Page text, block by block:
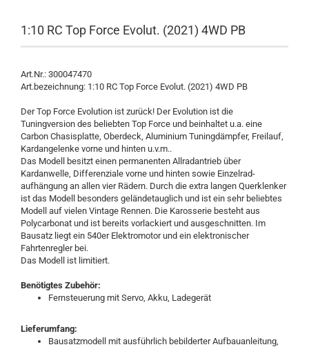
1:10 RC Top Force Evolut. (2021) 4WD PB
Art.Nr.: 300047470
Art.bezeichnung: 1:10 RC Top Force Evolut. (2021) 4WD PB
Der Top Force Evolution ist zurück! Der Evolution ist die
Tuningversion des beliebten Top Force und beinhaltet u.a. eine
Carbon Chasisplatte, Oberdeck, Aluminium Tuningdämpfer, Freilauf,
Kardangelenke vorne und hinten u.v.m..
Das Modell besitzt einen permanenten Allradantrieb über
Kardanwelle, Differenziale vorne und hinten sowie Einzelrad-
aufhängung an allen vier Rädern. Durch die extra langen Querklenker
ist das Modell besonders geländetauglich und ist ein sehr beliebtes
Modell auf vielen Vintage Rennen. Die Karosserie besteht aus
Polycarbonat und ist bereits vorlackiert und ausgeschnitten. Im
Bausatz liegt ein 540er Elektromotor und ein elektronischer
Fahrtenregler bei.
Das Modell ist limitiert.
Benötigtes Zubehör:
Fernsteuerung mit Servo, Akku, Ladegerät
Lieferumfang:
Bausatzmodell mit ausführlich bebilderter Aufbauanleitung,